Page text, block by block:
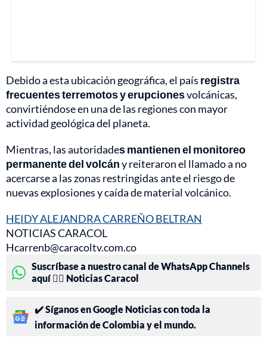
Debido a esta ubicación geográfica, el país registra
frecuentes terremotos y erupcionesvolcánicas,
convirtiéndose en una de las regiones con mayor
actividad geológica del planeta.
Mientras, las autoridades mantienen el monitoreo
permanente del volcány reiteraron el llamado a no
acercarse a las zonas restringidas ante el riesgo de
nuevas explosiones y caída de material volcánico.
HEIDY ALEJANDRA CARREÑO BELTRAN
NOTICIAS CARACOL
Hcarrenb@caracoltv.com.co
Suscríbase a nuestro canal de WhatsApp Channels
aquí 👉🏻 Noticias Caracol
✔️ Síganos en Google Noticias con toda la
información de Colombia y el mundo.